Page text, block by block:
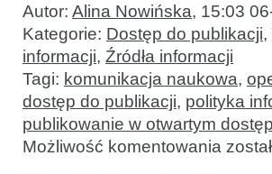
Autor: Alina Nowińska, 15:03
Kategorie: Dostęp do publikacji,
informacji, Źródła informacji
Tagi: komunikacja naukowa,
dostęp do publikacji, polityka
publikowanie w otwartym
Możliwość komentowania Open
Access